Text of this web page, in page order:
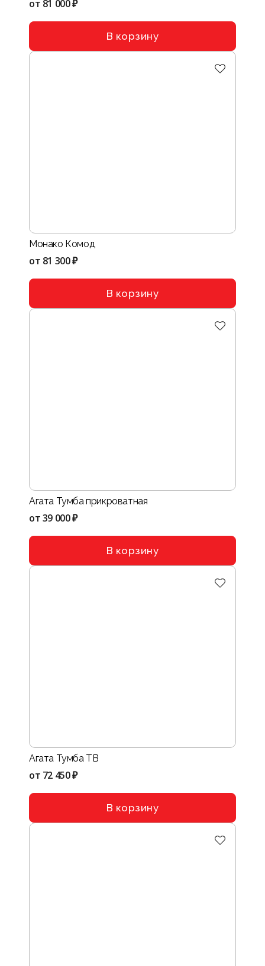
от 81 000 ₽
В корзину
Монако Комод
от 81 300 ₽
В корзину
Агата Тумба прикроватная
от39 000 ₽
В корзину
Агата Тумба ТВ
от 72 450 ₽
В корзину